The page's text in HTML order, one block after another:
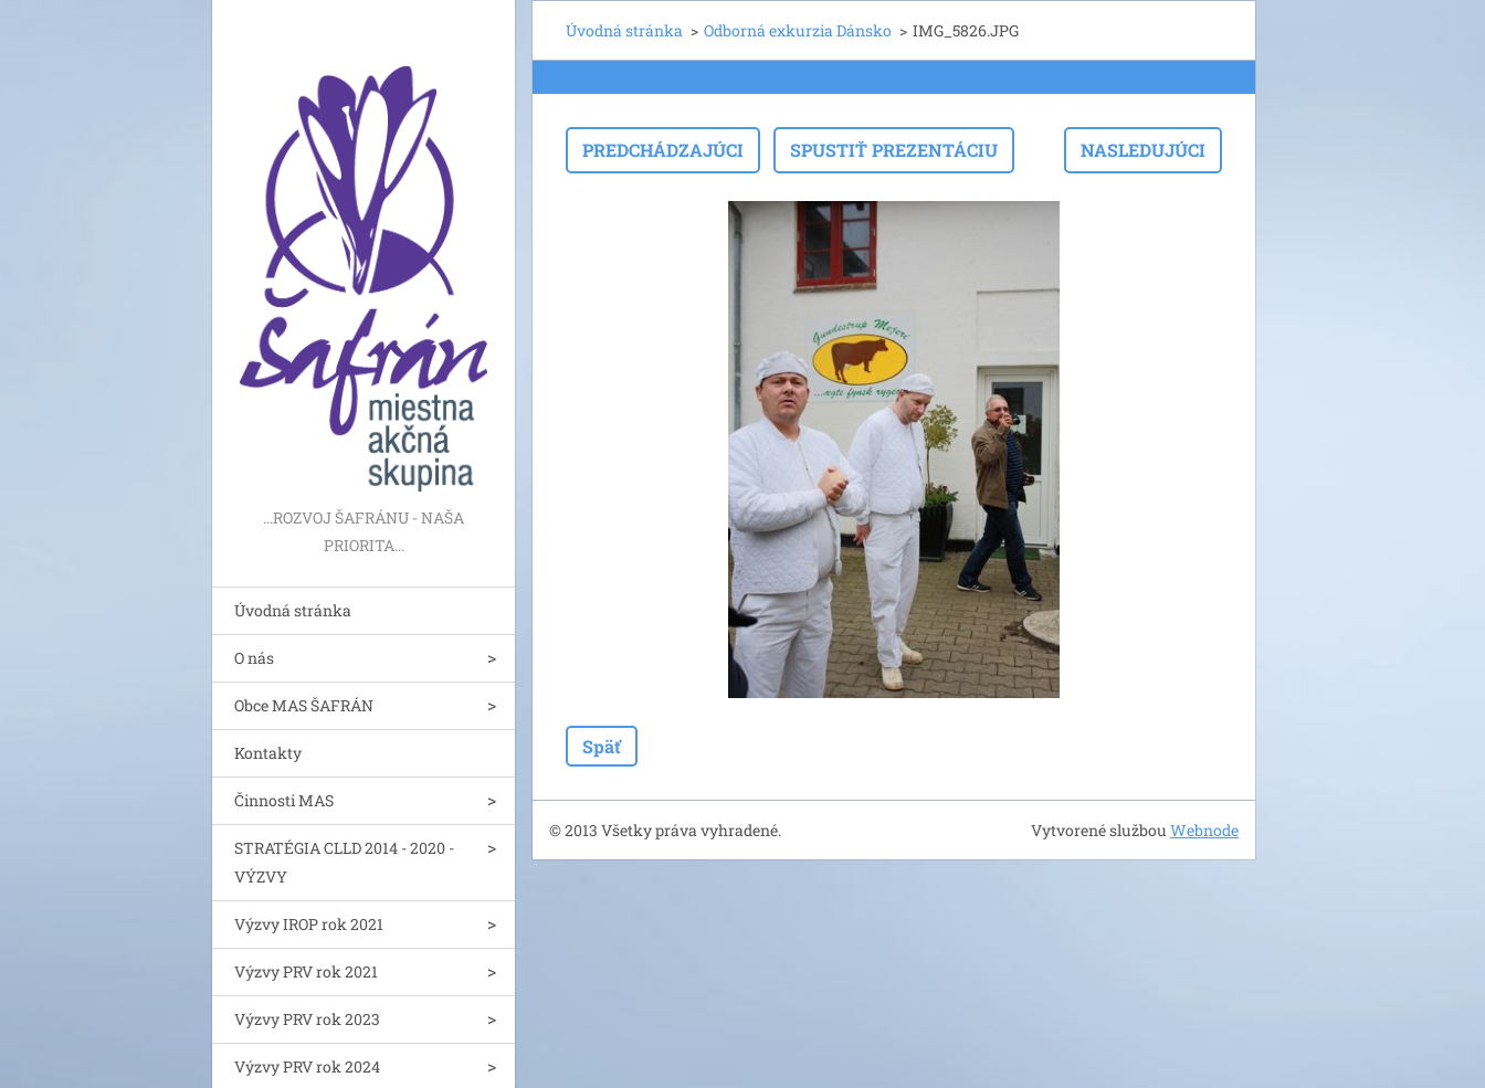
...ROZVOJ ŠAFRÁNU - NAŠA
PRIORITA...
Úvodná stránka
O nás
Obce MAS ŠAFRÁN
Kontakty
Činnosti MAS
STRATÉGIA CLLD 2014 - 2020 -
VÝZVY
Výzvy IROP rok 2021
Výzvy PRV rok 2021
Výzvy PRV rok 2023
Výzvy PRV rok 2024
Úvodná stránka > Odborná exkurzia Dánsko > IMG_5826.JPG
PREDCHÁDZAJÚCI SPUSTIŤ PREZENTÁCIU NASLEDUJÚCI
Späť
© 2013 Všetky práva vyhradené. Vytvorené službouWebnode